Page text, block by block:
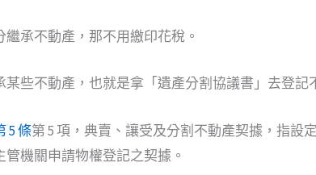
承不動產，那不用繳印花稅。
某些不動產，也就是拿「遺產分割協議書」去登記
5 條第 5 項，典賣、讓受及分割不動產契據，指設
機關申請物權登記之契據。